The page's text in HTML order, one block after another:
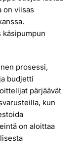
on viisas
käsipumpun
prosessi,
budjetti
pärjäävät
kun
on aloittaa